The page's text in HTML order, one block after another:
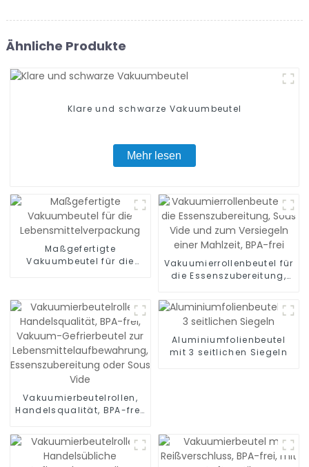
Ähnliche Produkte
Klare und schwarze Vakuumbeutel
Mehr lesen
Maßgefertigte
Vakuumbeutel für die
Vakuumierrollenbeutel für
die Essenszubereitung,
Versiegeln einer Mahlzeit,
BPA-frei
Vakuumierbeutelrollen,
Handelsqualität, BPA-frei,
Lebensmittelaufbewahrung,
Essenszubereitung oder
Sous Vide
Aluminiumfolienbeutel
mit 3 seitlichen Siegeln